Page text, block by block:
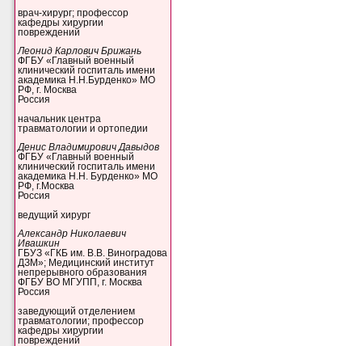
врач-хирург; профессор
кафедры хирургии
повреждений
Леонид Карлович Брижань
ФГБУ «Главный военный
клинический госпиталь имени
академика Н.Н.Бурденко» МО
РФ, г. Москва
Россия
начальник центра
травматологии и ортопедии
Денис Владимирович Давыдов
ФГБУ «Главный военный
клинический госпиталь имени
академика Н.Н. Бурденко» МО
РФ, г.Москва
Россия
ведущий хирург
Александр Николаевич
Ивашкин
ГБУЗ «ГКБ им. В.В. Виноградова
ДЗМ»; Медицинский институт
непрерывного образования
ФГБУ ВО МГУПП, г. Москва
Россия
заведующий отделением
травматологии; профессор
кафедры хирургии
повреждений